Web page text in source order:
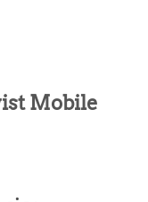
Mobile